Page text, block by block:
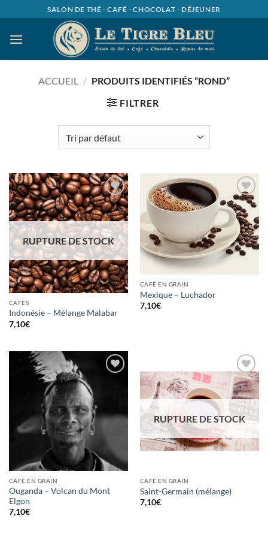
au
contenu
SALON DE THÉ - CAFÉ - CHOCOLAT - DÉJEUNER
ACCUEIL / PRODUITS IDENTIFIÉS “ROND”
FILTRER
Ajouter
à la
wishlist
RUPTURE DE STOCK
CAFÉS
Indonésie – Mélange Malabar
7,10€
Ajouter
à la
wishlist
CAFÉ EN GRAIN
Mexique – Luchador
7,10€
CAFÉ EN GRAIN
Ouganda – Volcan du Mont
Elgon
7,10€
Ajouter
à la
wishlist
RUPTURE DE STOCK
CAFÉ EN GRAIN
Saint-Germain (mélange)
7,10€